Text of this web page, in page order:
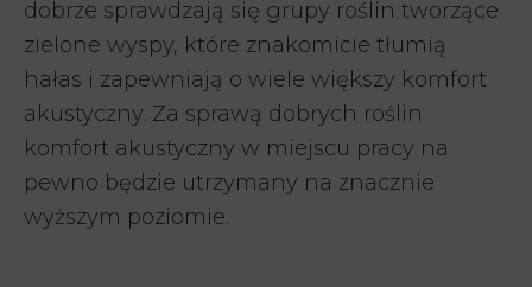
dobrze sprawdzają się grupy roślin tworzące
zielone wyspy, które znakomicie tłumią
hałas i zapewniają o wiele większy komfort
akustyczny. Za sprawą dobrych roślin
komfort akustyczny w miejscu pracy na
pewno będzie utrzymany na znacznie
wyższym poziomie.